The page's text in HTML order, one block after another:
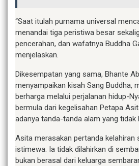
“Saat itulah purnama universal
menandai tiga peristiwa besar
pencerahan, dan wafatnya Buddha
menjelaskan.
Dikesempatan yang sama, Bhante
menyampaikan kisah Sang Buddha,
berharga melalui perjalanan hidup-
bermula dari kegelisahan Petapa
adanya tanda-tanda alam yang tidak
Asita merasakan pertanda kelahiran
istimewa. Ia tidak dilahirkan di
bukan berasal dari keluarga